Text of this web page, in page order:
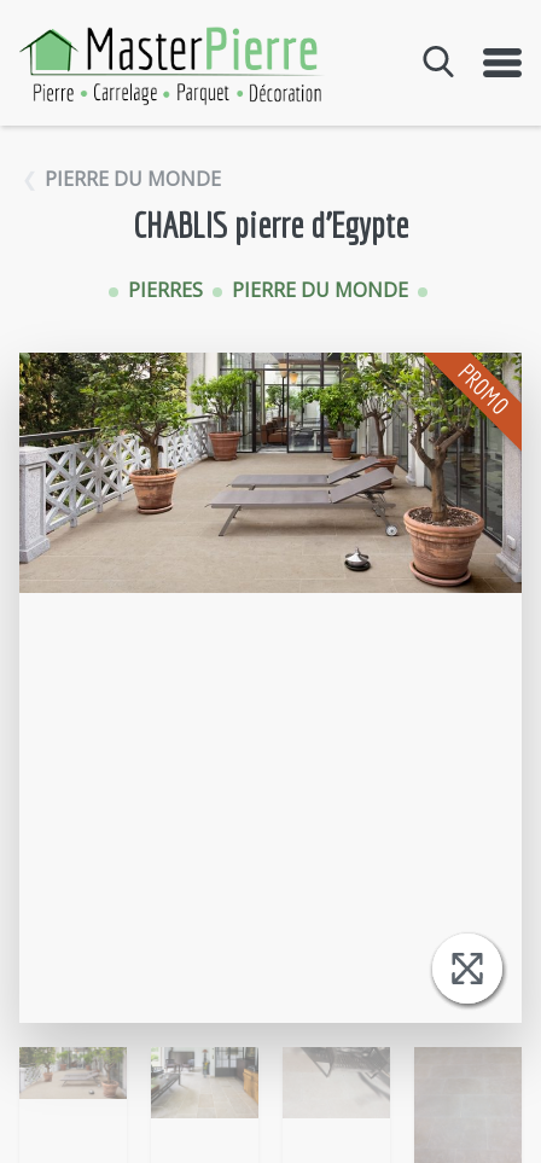
PIERRE DU MONDE
CHABLIS pierre d'Egypte
PIERRES PIERRE DU MONDE
PROMO